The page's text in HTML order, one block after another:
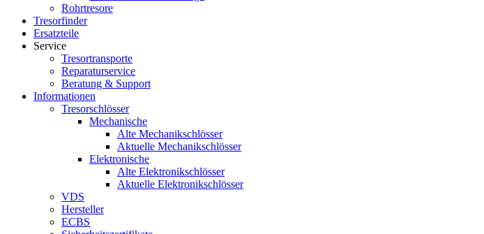
Rohrtresore
Tresorfinder
Ersatzteile
Service
Tresortransporte
Reparaturservice
Beratung & Support
Informationen
Tresorschlösser
Mechanische
Alte Mechanikschlösser
Aktuelle Mechanikschlösser
Elektronische
Alte Elektronikschlösser
Aktuelle Elektronikschlösser
VDS
Hersteller
ECBS